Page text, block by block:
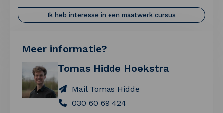
Ik heb interesse in een maatwerk cursus
Meer informatie?
Tomas Hidde Hoekstra
Mail Tomas Hidde
030 60 69 424